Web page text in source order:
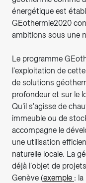
énergétique est
GEothermie2020
ambitions sous une
Le programme
l'exploitation de
de solutions
profondeur et sur le
Qu'il s'agisse de
immeuble ou de
accompagne le
une utilisation
naturelle locale. La
déjà l'objet de
Genève (exemple :